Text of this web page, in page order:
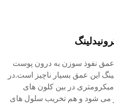
عمق نفوذ سوزن به درون پوست
این عمق بسیار ناچیز است.در
میکرومتری در بین کلون های
می شود و هم تخریب سلول های